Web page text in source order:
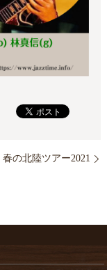
の北陸ツアー2021